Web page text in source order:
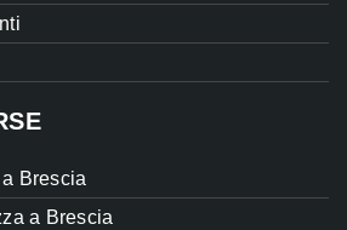
Brescia
a Brescia